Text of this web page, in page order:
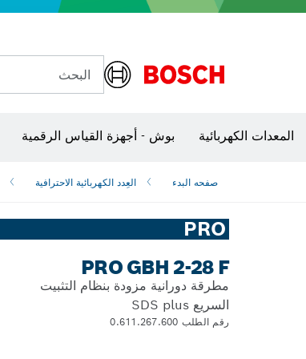
البحث
المعدات الكهربائية بوش - أجهزة القياس الرقمية
صفحه البدء العِدد الكهربائية الاحترافية
PRO
PRO GBH 2-28 F
مطرقة دورانية مزودة بنظام التثبيت
السريع SDS plus
رقم الطلب 0.611.267.600